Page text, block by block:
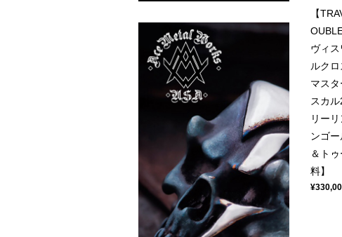
【
ヴィ
ルク
マス
スカ
リー
ンゴ
＆ト
料】